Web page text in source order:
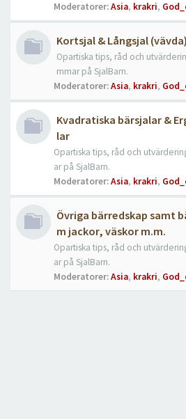
Moderatorer:Asia, krakri,
Kortsjal & Långsjal (vävda)
Opartiska tips, råd och
mmar på SjalBarn.
Moderatorer:Asia, krakri,
Kvadratiska bärsjalar &
lar
Opartiska tips, råd och
ar på SjalBarn.
Moderatorer:Asia, krakri,
Övriga bärredskap samt
m jackor, väskor m.m.
Opartiska tips, råd och
ar på SjalBarn.
Moderatorer:Asia, krakri,